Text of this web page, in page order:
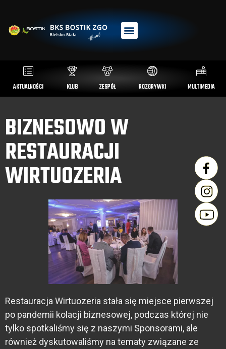
AKTUALNOŚCI KLUB ZESPÓŁ ROZGRYWKI MULTIMEDIA
BIZNESOWO W
RESTAURACJI
WIRTUOZERIA
Restauracja Wirtuozeria stała się miejsce pierwszej
po pandemii kolacji biznesowej, podczas której nie
tylko spotkaliśmy się z naszymi Sponsorami, ale
również dyskutowaliśmy na tematy związane ze